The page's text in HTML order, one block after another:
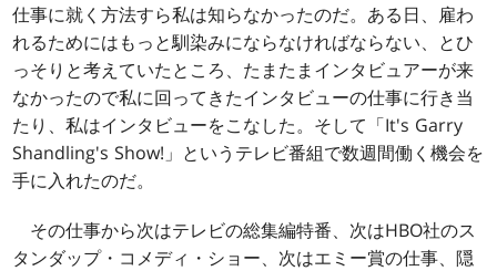
仕事に就く方法すら私は知らなかったのだ。ある日、雇わ
れるためにはもっと馴染みにならなければならない、とひ
っそりと考えていたところ、たまたまインタビュアーが来
なかったので私に回ってきたインタビューの仕事に行き当
たり、私はインタビューをこなした。そして「It's Garry
Shandling's Show!」というテレビ番組で数週間働く機会を
手に入れたのだ。
その仕事から次はテレビの総集編特番、次はHBO社のス
タンダップ・コメディ・ショー、次はエミー賞の仕事、隠